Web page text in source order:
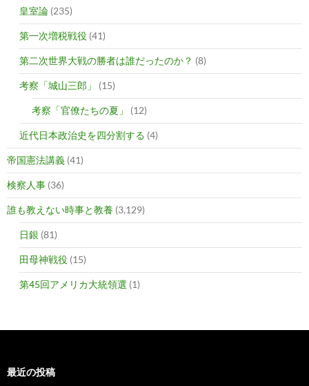
皇室論 (235)
第一次増税戦役 (41)
第二次世界大戦の勝者は誰だったのか？ (8)
考察「城山三郎」 (15)
考察「官僚たちの夏」 (12)
近代日本政治史を四分割する (4)
帝国憲法講義 (41)
検察人事 (36)
誰も教えない時事と教養 (3,129)
日銀 (81)
田母神戦役 (15)
第45回アメリカ大統領選 (1)
最近の投稿